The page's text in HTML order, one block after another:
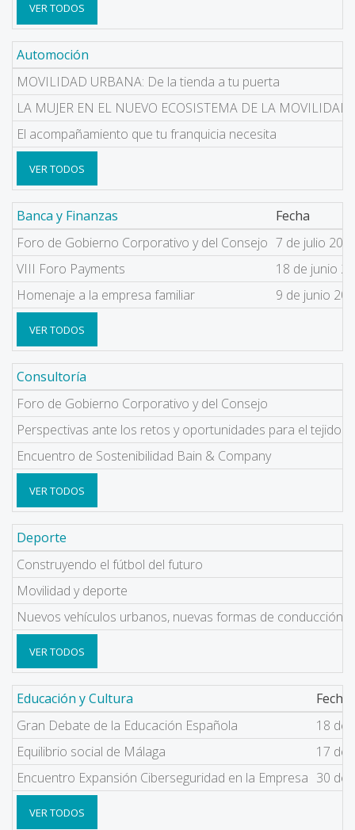
VER TODOS
Automoción
MOVILIDAD URBANA: De la tienda a tu puerta
LA MUJER EN EL NUEVO ECOSISTEMA DE LA MOVILIDAD
El acompañamiento que tu franquicia necesita
VER TODOS
Banca y Finanzas
Fecha
Foro de Gobierno Corporativo y del Consejo 7 de julio
VIII Foro Payments
18 de junio
Homenaje a la empresa familiar
9 de junio
VER TODOS
Consultoría
Foro de Gobierno Corporativo y del Consejo
Perspectivas ante los retos y oportunidades para el tejido
Encuentro de Sostenibilidad Bain & Company
VER TODOS
Deporte
Construyendo el fútbol del futuro
Movilidad y deporte
Nuevos vehículos urbanos, nuevas formas de conducción
VER TODOS
Educación y Cultura
Fecha
Gran Debate de la Educación Española
18 de
Equilibrio social de Málaga
17 de
Encuentro Expansión Ciberseguridad en la Empresa 30 de
VER TODOS